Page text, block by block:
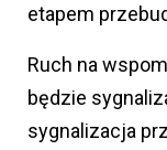
etapem
Ruch na
będzie
sygnalizacja